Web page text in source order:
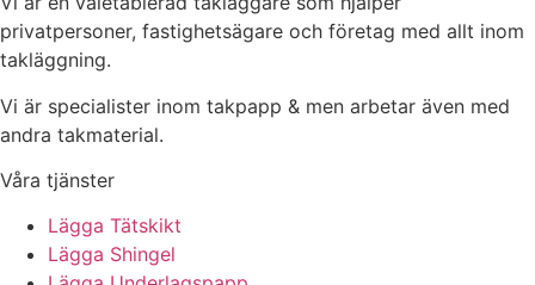
privatpersoner, fastighetsägare och företag med allt inom
takläggning.
Vi är specialister inom takpapp & men arbetar även med
andra takmaterial.
Våra tjänster
Lägga Tätskikt
Lägga Shingel